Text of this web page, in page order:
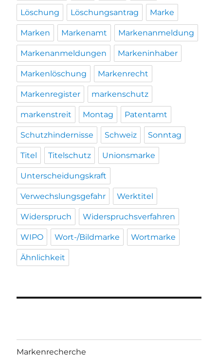
Löschung Löschungsantrag Marke
Marken Markenamt Markenanmeldung
Markenanmeldungen Markeninhaber
Markenlöschung Markenrecht
Markenregister markenschutz
markenstreit Montag Patentamt
Schutzhindernisse Schweiz Sonntag
Titel Titelschutz Unionsmarke
Unterscheidungskraft
Verwechslungsgefahr Werktitel
Widerspruch Widerspruchsverfahren
WIPO Wort-/Bildmarke Wortmarke
Ähnlichkeit
Markenrecherche